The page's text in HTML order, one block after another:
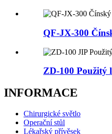
QF-JX-300
ZD-100 Použitý
INFORMACE
Chirurgické světlo
Operační stůl
Lékařský přívěsek